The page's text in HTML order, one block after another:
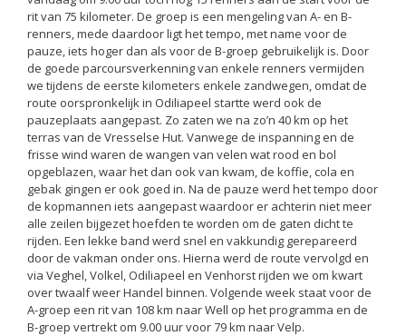
rit van 75 kilometer. De groep is een mengeling van A- en B-
renners, mede daardoor ligt het tempo, met name voor de
pauze, iets hoger dan als voor de B-groep gebruikelijk is. Door
de goede parcoursverkenning van enkele renners vermijden
we tijdens de eerste kilometers enkele zandwegen, omdat de
route oorspronkelijk in Odiliapeel startte werd ook de
pauzeplaats aangepast. Zo zaten we na zo’n 40 km op het
terras van de Vresselse Hut. Vanwege de inspanning en de
frisse wind waren de wangen van velen wat rood en bol
opgeblazen, waar het dan ook van kwam, de koffie, cola en
gebak gingen er ook goed in. Na de pauze werd het tempo door
de kopmannen iets aangepast waardoor er achterin niet meer
alle zeilen bijgezet hoefden te worden om de gaten dicht te
rijden. Een lekke band werd snel en vakkundig gerepareerd
door de vakman onder ons. Hierna werd de route vervolgd en
via Veghel, Volkel, Odiliapeel en Venhorst rijden we om kwart
over twaalf weer Handel binnen. Volgende week staat voor de
A-groep een rit van 108 km naar Well op het programma en de
B-groep vertrekt om 9.00 uur voor 79 km naar Velp.